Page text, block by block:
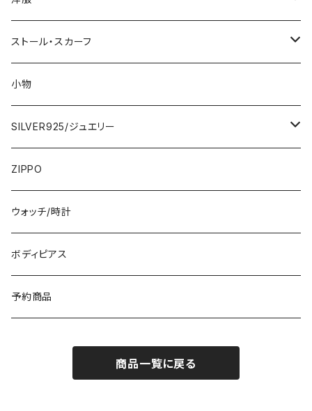
2000円
3000円
5000円
7000円
インポートワンピース
ロング・マキシ
ひざ・ミディ
トップス・カーディガン・アウター
カーディガン
イタリア製ジャケット
スカート・パンツ
ストール・スカーフ
大判ストール・ロングスカーフ
小さめスカーフ
コットンストール・スカーフ
冬物・マフラー
小物
SILVER925/ジュエリー
指輪・リング
ネックレス・ペンダントトップ
ピアス・イヤリング
ブレスレット・バングル
ZIPPO
ウォッチ/時計
ボディピアス
予約商品
商品一覧に戻る